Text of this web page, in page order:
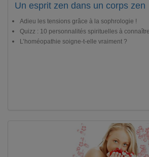
Un esprit zen dans un corps zen
Adieu les tensions grâce à la sophrologie !
Quizz : 10 personnalités spirituelles à connaître
L’homéopathie soigne-t-elle vraiment ?